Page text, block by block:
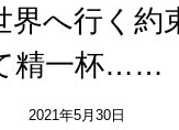
界へ行く約
精一杯……
2021年5月30日